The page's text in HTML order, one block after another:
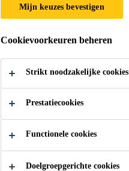
Mijn keuzes bevestigen
Cookievoorkeuren beheren
Strikt noodzakelijke cookies
Prestatiecookies
Functionele cookies
Doelgroepgerichte cookies